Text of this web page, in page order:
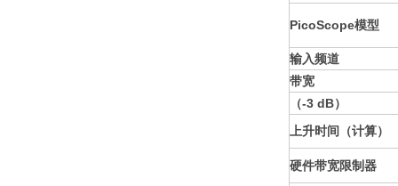
PicoScope模型
输入频道
带宽
（-3 dB）
上升时间（计算）
硬件带宽限制器